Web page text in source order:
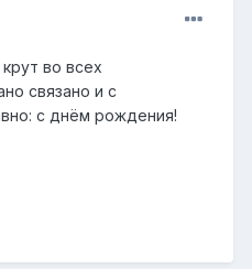
во всех
связано и с
с днём рождения!